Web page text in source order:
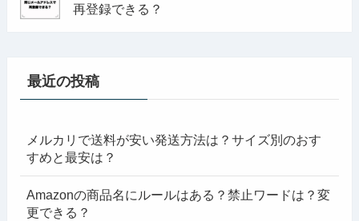
再登録できる？
最近の投稿
メルカリで送料が安い発送方法は？サイズ別のおす
すめと最安は？
Amazonの商品名にルールはある？禁止ワードは？変
更できる？